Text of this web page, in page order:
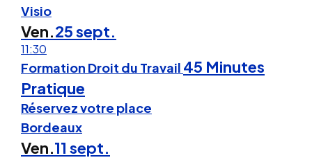
Visio
Ven.25 sept.
11:30
Formation Droit du Travail 45 Minutes
Pratique
Réservez votre place
Bordeaux
Ven.11 sept.